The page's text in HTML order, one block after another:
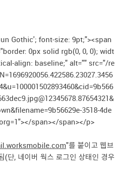
Gothic'; font-size: 9pt;"><span
0px solid rgb(0, 0, 0); widt
align: baseline;" alt="" src="/re
3518-4de
span></span></p>
"를 붙이고 웹브
(단, 네이버 웍스 로그인 상태인 경우